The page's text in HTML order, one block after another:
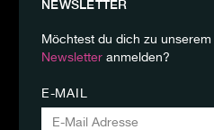
NEWSLETTER
Möchtest du dich zu unserem
Newsletter anmelden?
E-MAIL